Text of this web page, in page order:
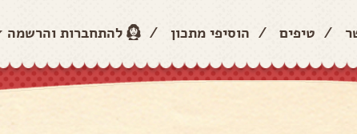
/ טיפים / הוסיפי מתכון / להתחברות והרשמה